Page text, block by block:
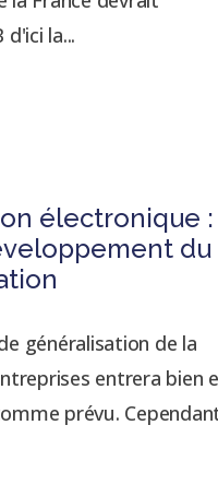
la...
électronique :
du
généralisation de la
entrera bien
prévu.